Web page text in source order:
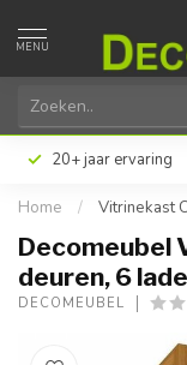
MENU
20+ jaar ervaring
Home / Vitrinekast
Decomeubel
deuren, 6
DECOMEUBEL